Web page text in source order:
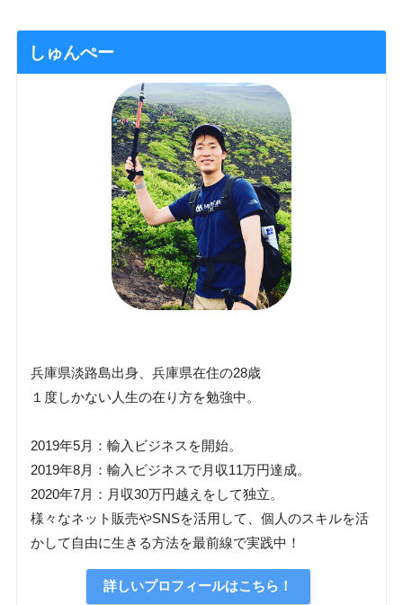
しゅんぺー
兵庫県淡路島出身、兵庫県在住の28歳
１度しかない人生の在り方を勉強中。
2019年5月：輸入ビジネスを開始。
2019年8月：輸入ビジネスで月収11万円達成。
2020年7月：月収30万円越えをして独立。
様々なネット販売やSNSを活用して、個人のスキルを活
かして自由に生きる方法を最前線で実践中！
詳しいプロフィールはこちら！